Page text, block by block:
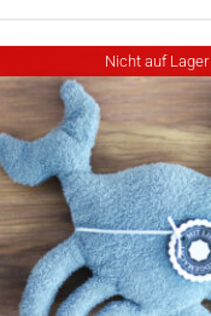
Nicht auf Lager